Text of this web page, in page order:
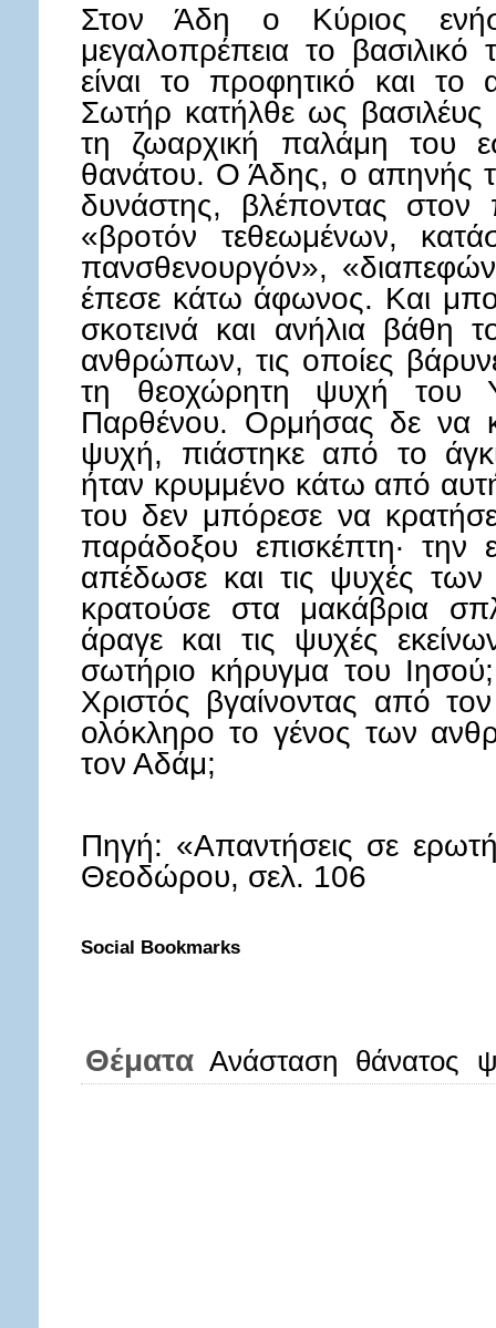
Στον Άδη ο Κύριος
μεγαλοπρέπεια το
είναι το προφητικό και το
Σωτήρ κατήλθε ως βασιλέυς
τη ζωαρχική παλάμη του
θανάτου. Ο Άδης, ο απηνής
δυνάστης, βλέποντας στον
«βροτόν τεθεωμένων,
πανσθενουργόν»,
έπεσε κάτω άφωνος. Και
σκοτεινά και ανήλια βάθη
ανθρώπων, τις οποίες
τη θεοχώρητη ψυχή του
Παρθένου. Ορμήσας δε να
ψυχή, πιάστηκε από το
ήταν κρυμμένο κάτω από
του δεν μπόρεσε να
παράδοξου επισκέπτη· την
απέδωσε και τις ψυχές
κρατούσε στα μακάβρια
άραγε και τις ψυχές
σωτήριο κήρυγμα του
Χριστός βγαίνοντας από
ολόκληρο το γένος των
τον Αδάμ;
Πηγή: «Απαντήσεις σε
Θεοδώρου, σελ. 106
Social Bookmarks
Θέματα Ανάσταση θάνατος